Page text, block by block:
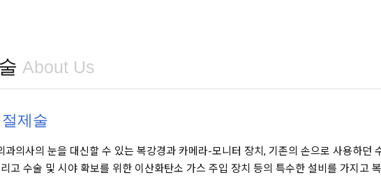
About Us
제술
과의사의 눈을 대신할 수 있는 복강경과 카메라-모니터 장치, 기존의 손으로 사용하던
고 수술 및 시야 확보를 위한 이산화탄소 가스 주입 장치 등의 특수한 설비를 가지고